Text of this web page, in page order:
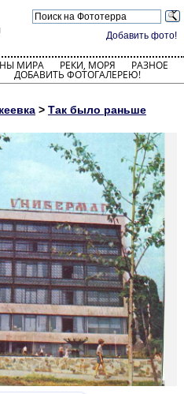
Добавить фото!
МИРА РЕКИ, МОРЯ РАЗНОЕ
ДОБАВИТЬ ФОТОГАЛЕРЕЮ!
> Так было раньше